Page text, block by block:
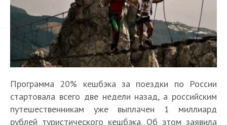
Программа 20% кешбэка за поездки по России
стартовала всего две недели назад, а российским
путешественникам уже выплачен 1 миллиард
рублей туристического кешбэка. Об этом заявила